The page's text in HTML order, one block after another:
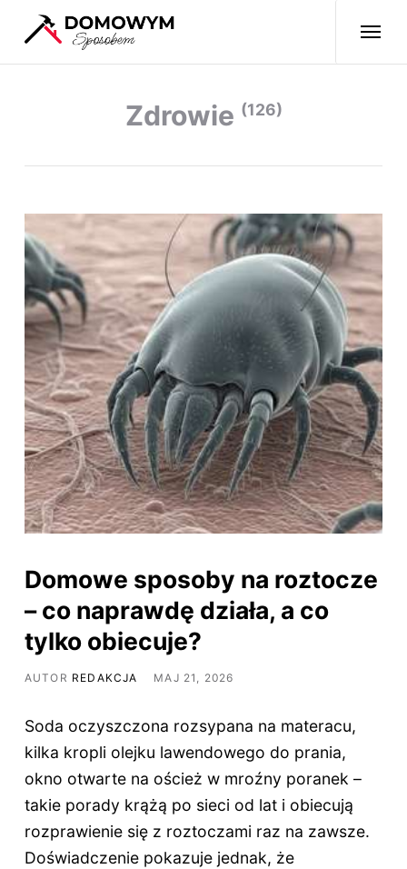
Zdrowie (126)
Domowe sposoby na roztocze
– co naprawdę działa, a co
tylko obiecuje?
AUTOR REDAKCJA MAJ 21, 2026
Soda oczyszczona rozsypana na materacu,
kilka kropli olejku lawendowego do prania,
okno otwarte na oścież w mroźny poranek –
takie porady krążą po sieci od lat i obiecują
rozprawienie się z roztoczami raz na zawsze.
Doświadczenie pokazuje jednak, że